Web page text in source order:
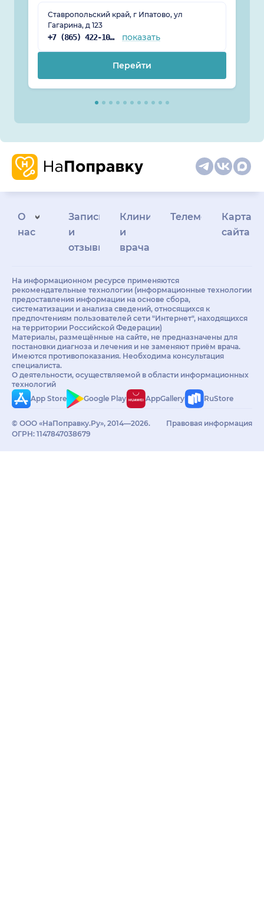
Ставропольский край, г Ипатово, ул
Гагарина, д 123
+7 (865) 422-10-81 показать
Перейти
О
нас
Запись
и
отзывы
Клиникам
и
врачам
Телемедицина
Карта
сайта
На информационном ресурсе применяются
рекомендательные технологии (информационные технологии
предоставления информации на основе сбора,
систематизации и анализа сведений, относящихся к
предпочтениям пользователей сети "Интернет", находящихся
на территории Российской Федерации)
Материалы, размещённые на сайте, не предназначены для
постановки диагноза и лечения и не заменяют приём врача.
Имеются противопоказания. Необходима консультация
специалиста.
О деятельности, осуществляемой в области информационных
технологий
App Store
Google Play AppGallery RuStore
© ООО «НаПоправку.Ру», 2014—2026.
ОГРН: 1147847038679
Правовая информация